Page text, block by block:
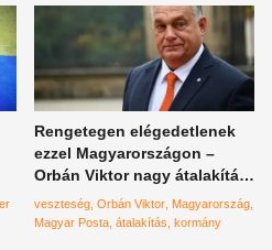
Rengetegen elégedetlenek
ezzel Magyarországon –
Orbán Viktor nagy átalakítást
ígér
veszteség Orbán Viktor Magyarország
Magyar Posta átalakítás kormány